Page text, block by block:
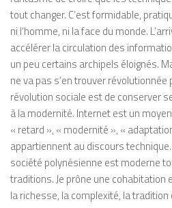
tout changer. C’est formidable,
ni l’homme, ni la face du monde.
accélérer la circulation des
un peu certains archipels éloignés.
ne va pas s’en trouver révolutionnée
révolution sociale est de conserver
à la modernité. Internet est un
« retard », « modernité », «
appartiennent au discours technique.
société polynésienne est moderne
traditions. Je prône une cohabitation
la richesse, la complexité, la